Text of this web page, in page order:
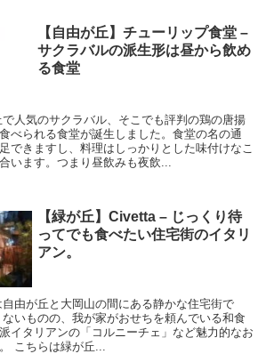
【自由が丘】チューリップ食堂 –
サクラバルの派生形は昼から飲め
る食堂
人気のサクラバル、そこでも評判の鶏の唐揚
べられる食堂が誕生しました。食堂の名の通
できますし、料理はしっかりとした味付けなこ
います。つまり昼飲みも夜飲...
【緑が丘】Civetta – じっくり待
ってでも食べたい住宅街のイタリ
アン。
由が丘と大岡山の間にある静かな住宅街で
いものの、我が家がおせちを頼んでいる和食
イタリアンの「コルニーチェ」など魅力的なお
こちらは緑が丘...